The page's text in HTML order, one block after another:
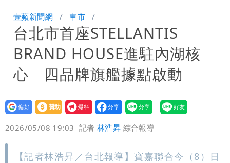
「終於能交代」 捐500萬獎學金延續愛
白海豚颱風逼近！鄭明典示警「恐遇黑潮
變強」 路徑分歧藏警訊：不利強度維持
壹蘋新聞網 車市
台北市首座STELLANTIS
BRAND HOUSE進駐內湖核
心 四品牌旗艦據點啟動
設為
贊助
我要
爆料
2026/05/08 19:03 記者林浩昇 綜合報導
【記者林浩昇／台北報導】寶嘉聯合今（8）日